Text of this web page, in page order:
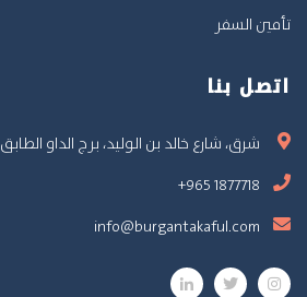
تأمين السفر
اتصل بنا
شرق، شارع خالد بن الوليد، برج الداو الطابق 26
+965 1877718
info@burgantakaful.com